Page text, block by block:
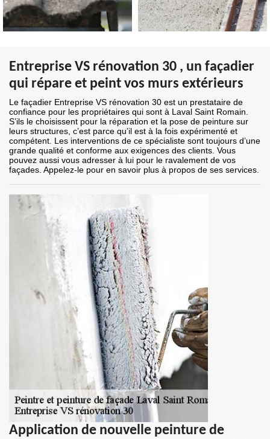
Entreprise VS rénovation 30 , un façadier
qui répare et peint vos murs extérieurs
Le façadier Entreprise VS rénovation 30 est un prestataire de
confiance pour les propriétaires qui sont à Laval Saint Romain.
S’ils le choisissent pour la réparation et la pose de peinture sur
leurs structures, c’est parce qu’il est à la fois expérimenté et
compétent. Les interventions de ce spécialiste sont toujours d’une
grande qualité et conforme aux exigences des clients. Vous
pouvez aussi vous adresser à lui pour le ravalement de vos
façades. Appelez-le pour en savoir plus à propos de ses services.
Application de nouvelle peinture de